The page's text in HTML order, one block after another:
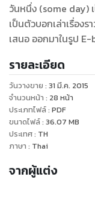
วันหนึ่ง (some day)
เป็นตัวบอกเล่าเรื่อง
เสนอ ออกมาในรูป
รายละเอียด
วันวางขาย : 31 มี.ค. 2015
จำนวนหน้า : 28 หน้า
ประเภทไฟล์: PDF
ขนาดไฟล์: 36.07 MB
ประเทศ: TH
ภาษา : Thai
จากผู้แต่ง